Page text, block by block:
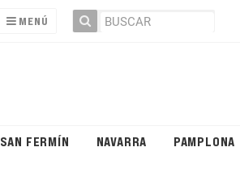
MENÚ
SAN FERMÍN NAVARRA PAMPLONA